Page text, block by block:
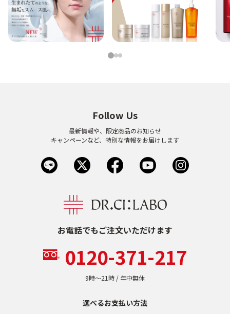
お電話でもご注文いただけます
0120-371-217
123
お電話でもご注文いただけます
0120-371-217
9時〜21時 / 年中無休
選べるお支払い方法
Follow Us
最新情報や、限定商品のお知らせ
キャンペーンなど、特別な情報をお届けします